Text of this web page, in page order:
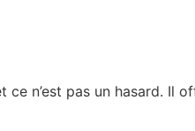
n’est pas un hasard. Il